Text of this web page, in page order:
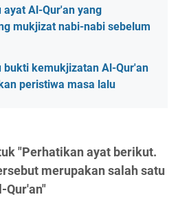
Al-Qur'an yang
mukjizat nabi-nabi sebelum
bukti kemukjizatan Al-Qur'an
peristiwa masa lalu
"Perhatikan ayat berikut.
merupakan salah satu
Qur'an"